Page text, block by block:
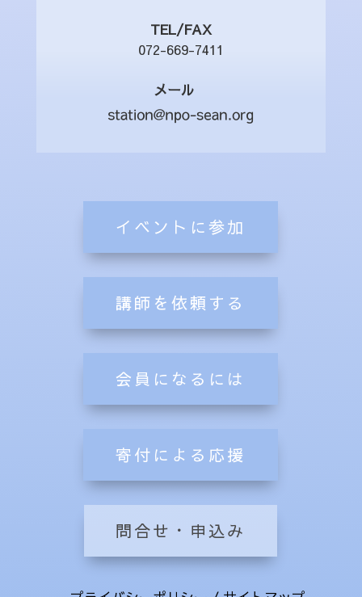
TEL/FAX
072-669-7411
メール
イベントに参加
講師を依頼する
会員になるには
寄付による応援
問合せ・申込み